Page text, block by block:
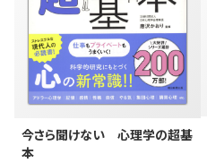
今さら聞けない 心理学の超基
本